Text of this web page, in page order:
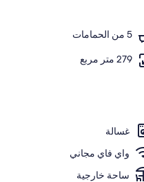
لصنع القهوة/الشاي، ثلاجة،5 من الحمامات
279 متر مربع
غسالة
واي فاي مجاني
ساحة خارجية